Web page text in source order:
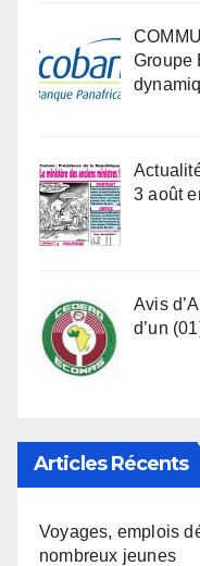
Groupe
3 août
Avis
d’un
Articles Récents
Voyages, emplois
nombreux jeunes